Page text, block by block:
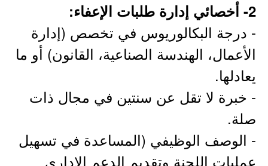
2- أخصائي إدارة طلبات الإعفاء:
- درجة البكالوريوس في تخصص (إدارة
الأعمال، الهندسة الصناعية، القانون) أو ما
يعادلها.
- خبرة لا تقل عن سنتين في مجال ذات
صلة.
- الوصف الوظيفي (المساعدة في تسهيل
عمليات اللجنة وتقديم الدعم الإداري